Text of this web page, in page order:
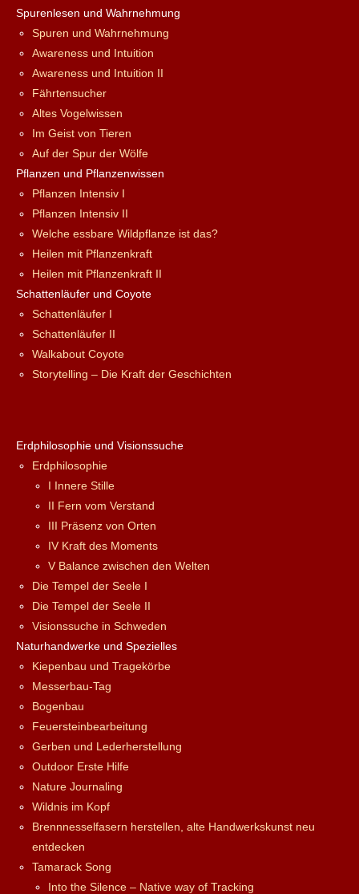
Spurenlesen und Wahrnehmung
Spuren und Wahrnehmung
Awareness und Intuition
Awareness und Intuition II
Fährtensucher
Altes Vogelwissen
Im Geist von Tieren
Auf der Spur der Wölfe
Pflanzen und Pflanzenwissen
Pflanzen Intensiv I
Pflanzen Intensiv II
Welche essbare Wildpflanze ist das?
Heilen mit Pflanzenkraft
Heilen mit Pflanzenkraft II
Schattenläufer und Coyote
Schattenläufer I
Schattenläufer II
Walkabout Coyote
Storytelling – Die Kraft der Geschichten
Erdphilosophie und Visionssuche
Erdphilosophie
I Innere Stille
II Fern vom Verstand
III Präsenz von Orten
IV Kraft des Moments
V Balance zwischen den Welten
Die Tempel der Seele I
Die Tempel der Seele II
Visionssuche in Schweden
Naturhandwerke und Spezielles
Kiepenbau und Tragekörbe
Messerbau-Tag
Bogenbau
Feuersteinbearbeitung
Gerben und Lederherstellung
Outdoor Erste Hilfe
Nature Journaling
Wildnis im Kopf
Brennnesselfasern herstellen, alte Handwerkskunst neu
entdecken
Tamarack Song
Into the Silence – Native way of Tracking